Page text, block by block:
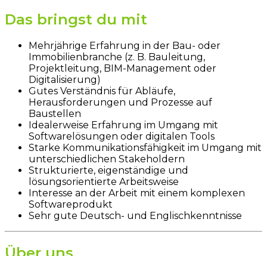
Das bringst du mit
Mehrjährige Erfahrung in der Bau- oder
Immobilienbranche (z. B. Bauleitung,
Projektleitung, BIM-Management oder
Digitalisierung)
Gutes Verständnis für Abläufe,
Herausforderungen und Prozesse auf
Baustellen
Idealerweise Erfahrung im Umgang mit
Softwarelösungen oder digitalen Tools
Starke Kommunikationsfähigkeit im Umgang mit
unterschiedlichen Stakeholdern
Strukturierte, eigenständige und
lösungsorientierte Arbeitsweise
Interesse an der Arbeit mit einem komplexen
Softwareprodukt
Sehr gute Deutsch- und Englischkenntnisse